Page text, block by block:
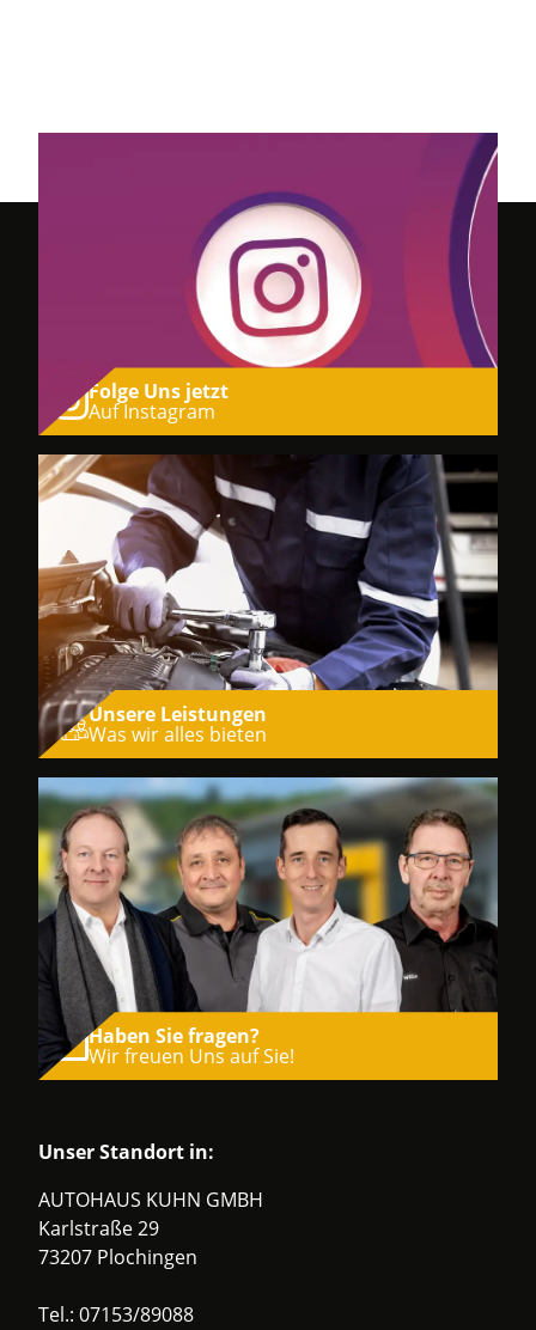
Folge Uns jetzt
Auf Instagram
Unsere Leistungen
Was wir alles bieten
Haben Sie fragen?
Wir freuen Uns auf Sie!
Unser Standort in:
AUTOHAUS KUHN GMBH
Karlstraße 29
73207 Plochingen
Tel.: 07153/89088